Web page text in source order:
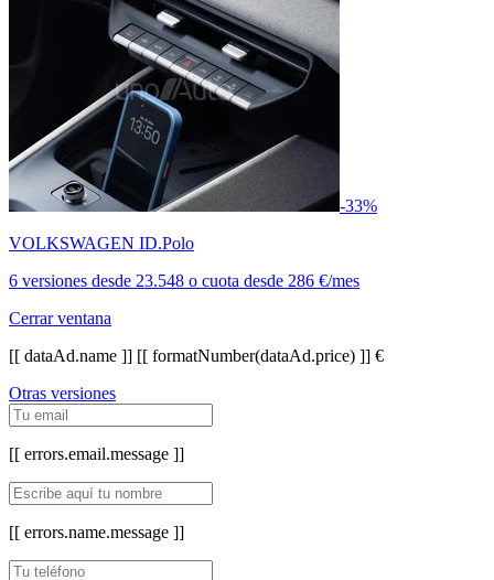
-33%
VOLKSWAGEN ID.Polo
6 versiones desde 23.548 o cuota desde 286 €/mes
Cerrar ventana
[[ dataAd.name ]] [[ formatNumber(dataAd.price) ]] €
Otras versiones
[[ errors.email.message ]]
[[ errors.name.message ]]